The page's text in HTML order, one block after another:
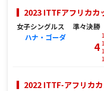
2023 ITTFアフリカカ
女子シングルス 準々決勝
ハナ・ゴーダ
4
2022 ITTF-アフリカ